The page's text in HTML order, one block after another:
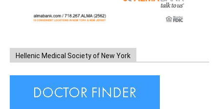
Hellenic Medical Society of New York